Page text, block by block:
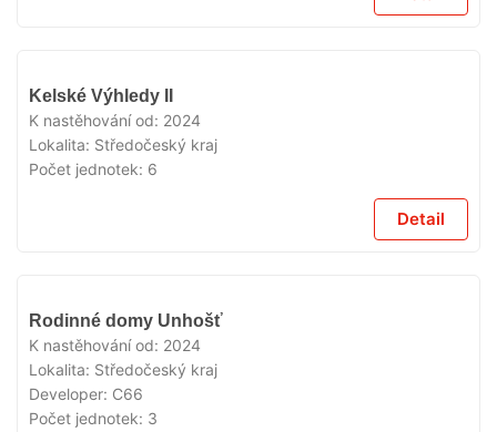
Kelské Výhledy II
K nastěhování od: 2024
Lokalita: Středočeský kraj
Počet jednotek: 6
Detail
Rodinné domy Unhošť
K nastěhování od: 2024
Lokalita: Středočeský kraj
Developer: C66
Počet jednotek: 3